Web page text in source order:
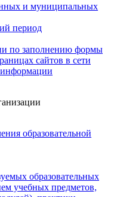
и муниципальных
период
по заполнению формы
сайтов в сети
образовательной
образовательных
учебных предметов,